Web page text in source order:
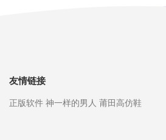
友情链接
正版软件 神一样的男人 莆田高仿鞋